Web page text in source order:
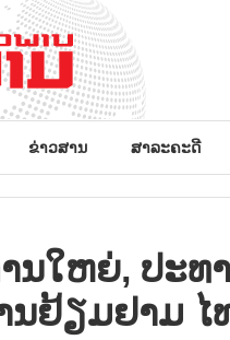
ຂ່າວສານ ສາລະຄະດີ
ນໃຫຍ່, ປະທ
ຢ້ຽມຢາມ ໄ